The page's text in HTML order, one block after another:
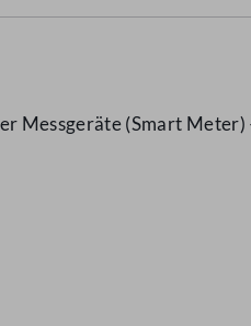
Messgeräte (Smart Meter)